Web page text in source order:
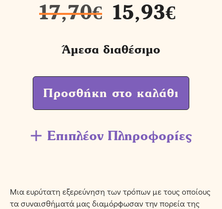
17,70€ 15,93€
Άμεσα διαθέσιμο
Προσθήκη στο καλάθι
Επιπλέον Πληροφορίες
Μια ευρύτατη εξερεύνηση των τρόπων με τους οποίους
τα συναισθήματά μας διαμόρφωσαν την πορεία της